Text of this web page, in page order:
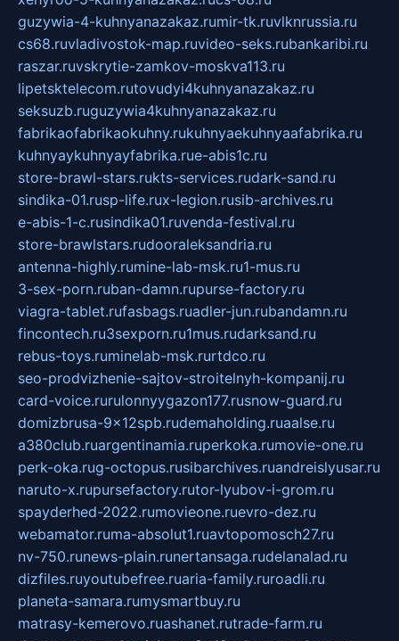
guzywia-4-kuhnyanazakaz.rumir-tk.ruvlknrussia.ru
cs68.ruvladivostok-map.ruvideo-seks.rubankaribi.ru
raszar.ruvskrytie-zamkov-moskva113.ru
lipetsktelecom.rutovudyi4kuhnyanazakaz.ru
seksuzb.ruguzywia4kuhnyanazakaz.ru
fabrikaofabrikaokuhny.rukuhnyaekuhnyaafabrika.ru
kuhnyaykuhnyayfabrika.rue-abis1c.ru
store-brawl-stars.rukts-services.rudark-sand.ru
sindika-01.rusp-life.rux-legion.rusib-archives.ru
e-abis-1-c.rusindika01.ruvenda-festival.ru
store-brawlstars.rudooraleksandria.ru
antenna-highly.rumine-lab-msk.ru1-mus.ru
3-sex-porn.ruban-damn.rupurse-factory.ru
viagra-tablet.rufasbags.ruadler-jun.rubandamn.ru
fincontech.ru3sexporn.ru1mus.rudarksand.ru
rebus-toys.ruminelab-msk.rurtdco.ru
seo-prodvizhenie-sajtov-stroitelnyh-kompanij.ru
card-voice.rurulonnyygazon177.rusnow-guard.ru
domizbrusa-9x12spb.rudemaholding.ruaalse.ru
a380club.ruargentinamia.ruperkoka.rumovie-one.ru
perk-oka.rug-octopus.rusibarchives.ruandreislyusar.ru
naruto-x.rupursefactory.rutor-lyubov-i-grom.ru
spayderhed-2022.rumovieone.ruevro-dez.ru
webamator.ruma-absolut1.ruavtopomosch27.ru
nv-750.runews-plain.runertansaga.rudelanalad.ru
dizfiles.ruyoutubefree.ruaria-family.ruroadli.ru
planeta-samara.rumysmartbuy.ru
matrasy-kemerovo.ruashanet.rutrade-farm.ru